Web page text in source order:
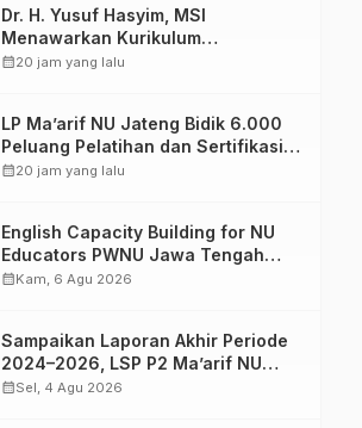
Dr. H. Yusuf Hasyim, MSI
Menawarkan Kurikulum
Diversifikasi, Harapan Baru dalam
calendar_month20 jam yang lalu
LP Ma’arif NU Jateng Bidik 6.000
Peluang Pelatihan dan Sertifikasi
bagi Lulusan SMK
calendar_month20 jam yang lalu
English Capacity Building for NU
Educators PWNU Jawa Tengah
Batch#4; Membuka Jalan Menuju
calendar_monthKam, 6 Agu 2026
Sampaikan Laporan Akhir Periode
2024–2026, LSP P2 Ma’arif NU
Jateng Mantapkan Sinergi Link and
calendar_monthSel, 4 Agu 2026